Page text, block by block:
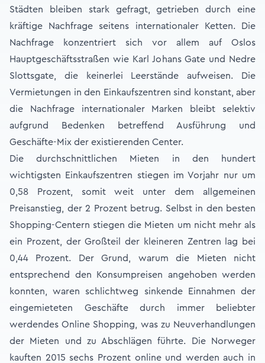
Städten bleiben stark gefragt, getrieben durch eine
kräftige Nachfrage seitens internationaler Ketten. Die
Nachfrage konzentriert sich vor allem auf Oslos
Hauptgeschäftsstraßen wie Karl Johans Gate und Nedre
Slottsgate, die keinerlei Leerstände aufweisen. Die
Vermietungen in den Einkaufszentren sind konstant, aber
die Nachfrage internationaler Marken bleibt selektiv
aufgrund Bedenken betreffend Ausführung und
Geschäfte-Mix der existierenden Center.
Die durchschnittlichen Mieten in den hundert
wichtigsten Einkaufszentren stiegen im Vorjahr nur um
0,58 Prozent, somit weit unter dem allgemeinen
Preisanstieg, der 2 Prozent betrug. Selbst in den besten
Shopping-Centern stiegen die Mieten um nicht mehr als
ein Prozent, der Großteil der kleineren Zentren lag bei
0,44 Prozent. Der Grund, warum die Mieten nicht
entsprechend den Konsumpreisen angehoben werden
konnten, waren schlichtweg sinkende Einnahmen der
eingemieteten Geschäfte durch immer beliebter
werdendes Online Shopping, was zu Neuverhandlungen
der Mieten und zu Abschlägen führte. Die Norweger
kauften 2015 sechs Prozent online und werden auch in